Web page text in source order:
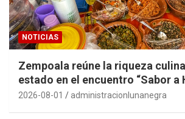
NOTICIAS
Zempoala reúne la riqueza
estado en el encuentro “Sabor a
2026-08-01 administracionlunanegra